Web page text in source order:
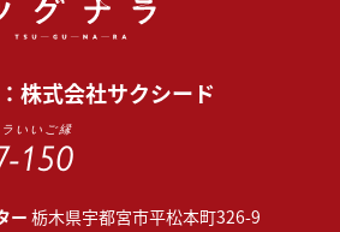
株式会社サクシード
150
いいご縁
ー 栃木県宇都宮市平松本町326-9